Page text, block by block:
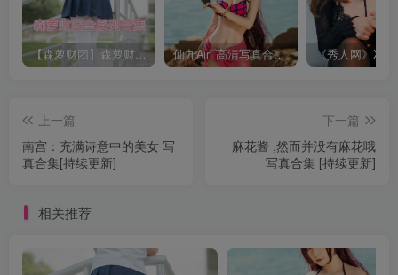
【森萝财团】森萝财团系列福利原版无水印合集下载[与本站内容同步更新] 仙九Airi 高清写真合集[持续更新]
上一篇
南宫：充满诗意中的美女 写
真合集[持续更新]
下一篇
麻花酱 ,然而并没有麻花哦
写真合集 [持续更新]
相关推荐